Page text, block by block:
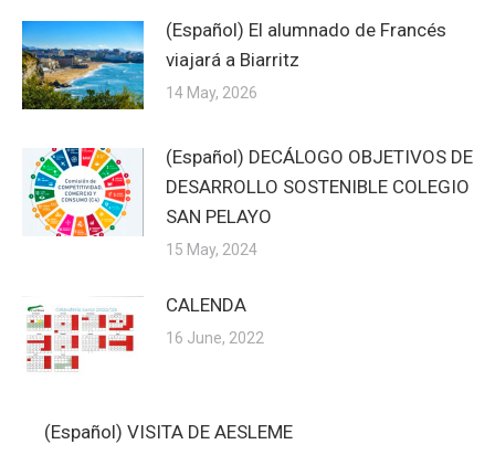
(Español) El alumnado de Francés
viajará a Biarritz
14 May, 2026
(Español) DECÁLOGO OBJETIVOS DE
DESARROLLO SOSTENIBLE COLEGIO
SAN PELAYO
15 May, 2024
CALENDA
16 June, 2022
(Español) VISITA DE AESLEME